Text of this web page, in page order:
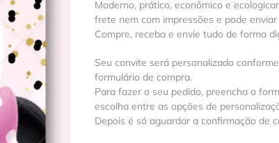
Moderno, prático, econômico e
frete nem com impressões e pode
Compre, receba e envie tudo de forma
Seu convite será personalizado
formulário de compra.
Para fazer o seu pedido, preencha o
escolha entre as opções de
Depois é só aguardar a confirmação de